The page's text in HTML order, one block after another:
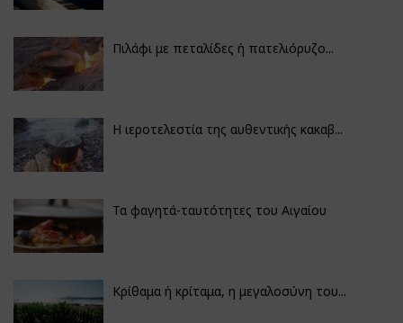
Πιλάφι με πεταλίδες ή πατελιόρυζο...
Η ιεροτελεστία της αυθεντικής κακαβ...
Τα φαγητά-ταυτότητες του Αιγαίου
Κρίθαμα ή κρίταμα, η μεγαλοσύνη του...